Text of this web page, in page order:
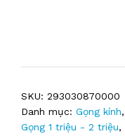
SKU: 293030870000
Danh mục: Gọng kính,
Gọng 1 triệu - 2 triệu,